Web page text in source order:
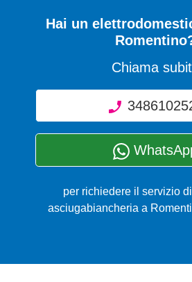
Hai un
Chiama
per richiedere il servizio
asciugabiancheria a